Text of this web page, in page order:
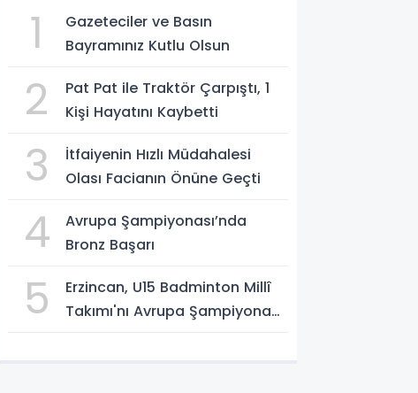
1
Gazeteciler ve Basın
Bayramınız Kutlu Olsun
2
Pat Pat ile Traktör Çarpıştı, 1
Kişi Hayatını Kaybetti
3
İtfaiyenin Hızlı Müdahalesi
Olası Facianın Önüne Geçti
4
Avrupa Şampiyonası’nda
Bronz Başarı
5
Erzincan, U15 Badminton Millî
Takımı'nı Avrupa Şampiyonası